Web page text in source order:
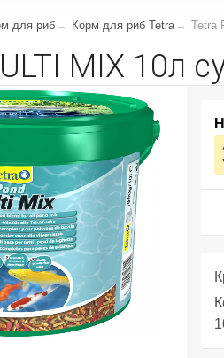
для риб Корм для риб Tetra Tetra
MIX 10л